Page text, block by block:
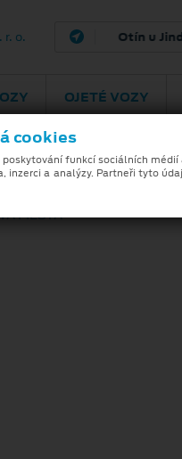
Otín u
OJETÉ VOZY
cookies
funkcí sociálních
inzerci a analýzy. Partneři tyto